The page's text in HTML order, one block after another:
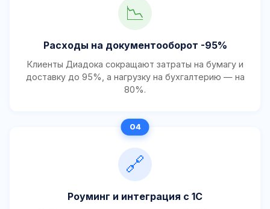
📉
Расходы на документооборот -95%
Клиенты Диадока сокращают затраты на бумагу и
доставку до 95%, а нагрузку на бухгалтерию — на
80%.
🔗
Роуминг и интеграция с 1С